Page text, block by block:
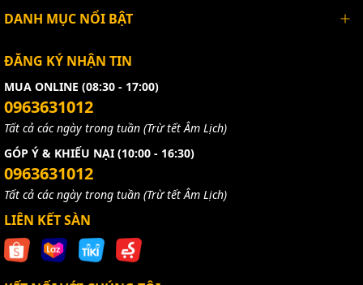
DANH MỤC NỔI BẬT
ĐĂNG KÝ NHẬN TIN
MUA ONLINE (08:30 - 17:00)
0963631012
Tất cả các ngày trong tuần (Trừ tết Âm Lịch)
GÓP Ý & KHIẾU NẠI (10:00 - 16:30)
0963631012
Tất cả các ngày trong tuần (Trừ tết Âm Lịch)
LIÊN KẾT SÀN